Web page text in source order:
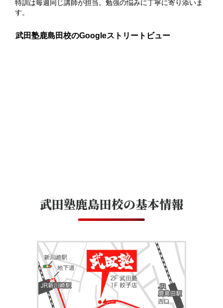
特訓は毎週同じ講師が担当。勉強の悩みに丁寧に寄り添いま
す。
武田塾鹿島田校のGoogleストリートビュー
武田塾鹿島田校の基本情報